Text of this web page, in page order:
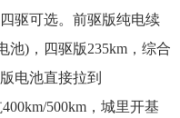
驱可选。前驱版纯电续
池)，四驱版235km，综合
电池直接拉到
500km，城里开基